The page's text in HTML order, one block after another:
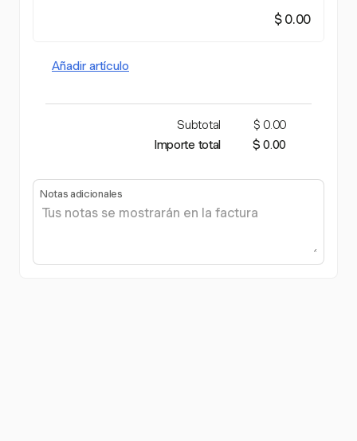
$ 0.00
Añadir artículo
Subtotal
$ 0.00
Importe total
$ 0.00
Notas adicionales